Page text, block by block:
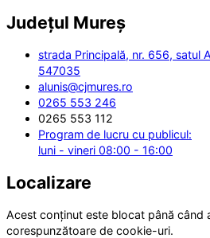
Județul Mureș
strada Principală, nr. 656, satul
547035
alunis@cjmures.ro
0265 553 246
0265 553 112
Program de lucru cu publicul:
luni - vineri 08:00 - 16:00
Localizare
Acest conținut este blocat până când
corespunzătoare de cookie-uri.